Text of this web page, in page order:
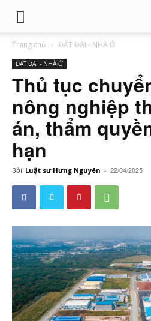
Trang chủ ĐẤT ĐAI - NHÀ Ở
ĐẤT ĐAI - NHÀ Ở
Thủ tục
nông nghiệp
án, thẩm
hạn
Bởi Luật sư Hưng Nguyên - 22/04/2025